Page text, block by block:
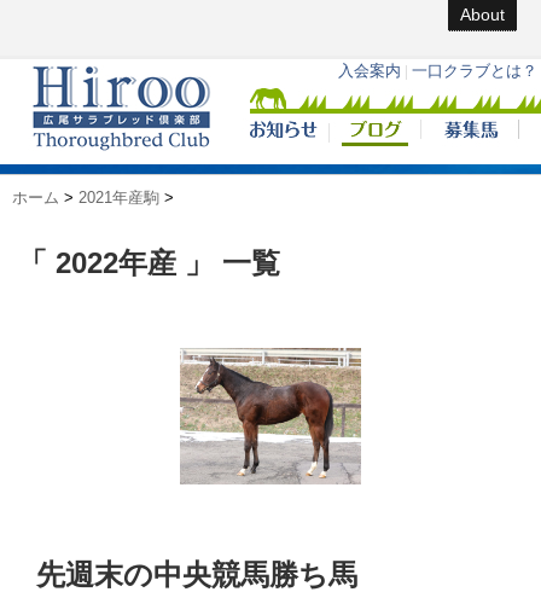
About
ホーム > 2021年産駒 >
「 2022年産 」 一覧
先週末の中央競馬勝ち馬